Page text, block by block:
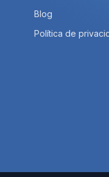
Blog
Política de